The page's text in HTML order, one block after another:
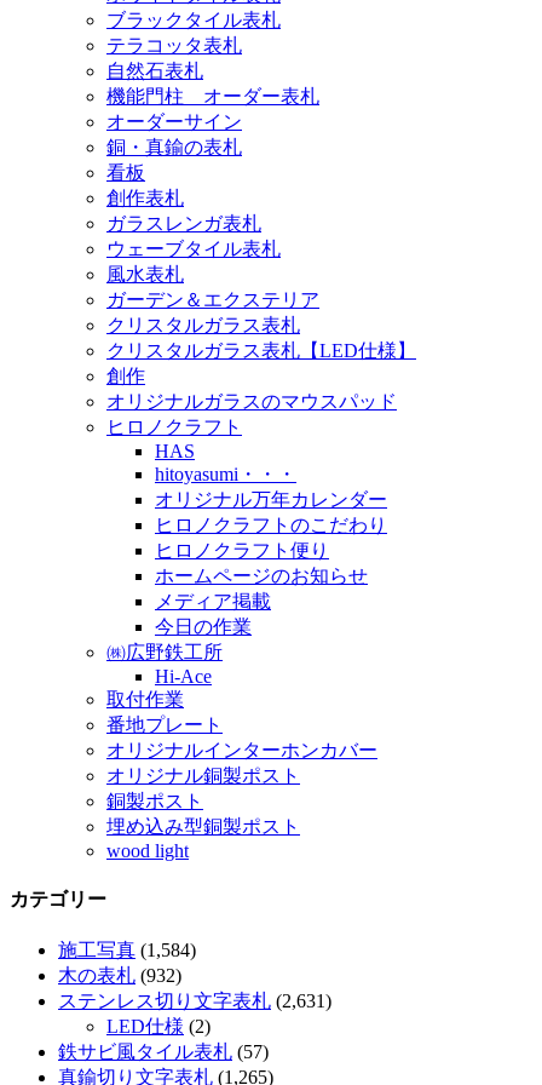
ブラックタイル表札
テラコッタ表札
自然石表札
機能門柱 オーダー表札
オーダーサイン
銅・真鍮の表札
看板
創作表札
ガラスレンガ表札
ウェーブタイル表札
風水表札
ガーデン＆エクステリア
クリスタルガラス表札
クリスタルガラス表札【LED仕様】
創作
オリジナルガラスのマウスパッド
ヒロノクラフト
HAS
hitoyasumi・・・
オリジナル万年カレンダー
ヒロノクラフトのこだわり
ヒロノクラフト便り
ホームページのお知らせ
メディア掲載
今日の作業
㈱広野鉄工所
Hi-Ace
取付作業
番地プレート
オリジナルインターホンカバー
オリジナル銅製ポスト
銅製ポスト
埋め込み型銅製ポスト
wood light
カテゴリー
施工写真 (1,584)
木の表札 (932)
ステンレス切り文字表札 (2,631)
LED仕様 (2)
鉄サビ風タイル表札 (57)
真鍮切り文字表札 (1,265)